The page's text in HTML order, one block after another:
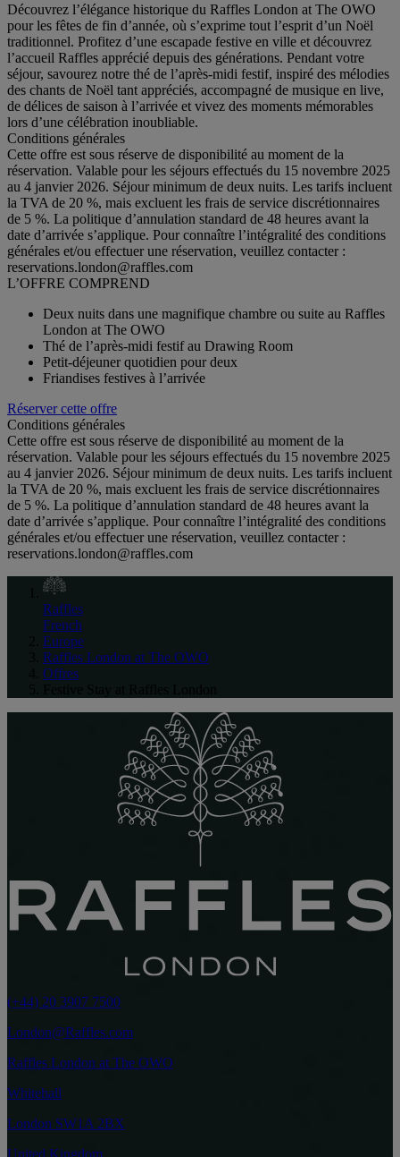
Découvrez l’élégance historique du Raffles London at The OWO
pour les fêtes de fin d’année, où s’exprime tout l’esprit d’un Noël
traditionnel. Profitez d’une escapade festive en ville et découvrez
l’accueil Raffles apprécié depuis des générations. Pendant votre
séjour, savourez notre thé de l’après-midi festif, inspiré des mélodies
des chants de Noël tant appréciés, accompagné de musique en live,
de délices de saison à l’arrivée et vivez des moments mémorables
lors d’une célébration inoubliable.
Conditions générales
Cette offre est sous réserve de disponibilité au moment de la
réservation. Valable pour les séjours effectués du 15 novembre 2025
au 4 janvier 2026. Séjour minimum de deux nuits. Les tarifs incluent
la TVA de 20 %, mais excluent les frais de service discrétionnaires
de 5 %. La politique d’annulation standard de 48 heures avant la
date d’arrivée s’applique. Pour connaître l’intégralité des conditions
générales et/ou effectuer une réservation, veuillez contacter :
reservations.london@raffles.com
L’OFFRE COMPREND
Deux nuits dans une magnifique chambre ou suite au Raffles
London at The OWO
Thé de l’après-midi festif au Drawing Room
Petit-déjeuner quotidien pour deux
Friandises festives à l’arrivée
Réserver cette offre
Conditions générales
Cette offre est sous réserve de disponibilité au moment de la
réservation. Valable pour les séjours effectués du 15 novembre 2025
au 4 janvier 2026. Séjour minimum de deux nuits. Les tarifs incluent
la TVA de 20 %, mais excluent les frais de service discrétionnaires
de 5 %. La politique d’annulation standard de 48 heures avant la
date d’arrivée s’applique. Pour connaître l’intégralité des conditions
générales et/ou effectuer une réservation, veuillez contacter :
reservations.london@raffles.com
Raffles
French
Europe
Raffles London at The OWO
Offres
(+44) 20 3907 7500
London@Raffles.com
Raffles London at The OWO
Whitehall
London SW1A 2BX
United Kingdom